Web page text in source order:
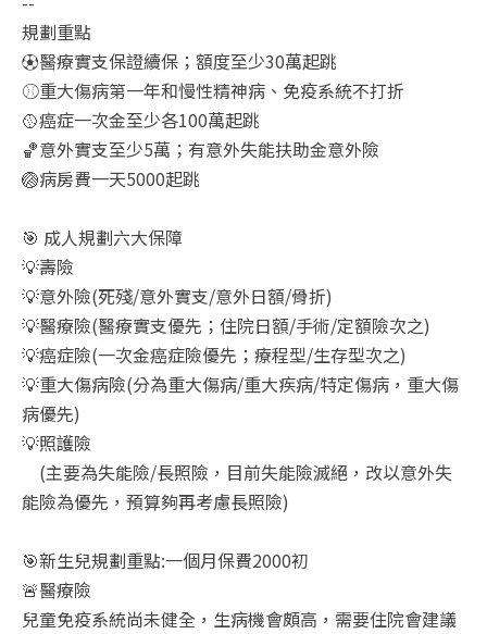
規劃重點
⚽醫療實支保證續保；額度至少30萬起跳
⚾重大傷病第一年和慢性精神病、免疫系統不打折
🥎癌症一次金至少各100萬起跳
🏀意外實支至少5萬；有意外失能扶助金意外險
🏐病房費一天5000起跳
🎯 成人規劃六大保障
💡壽險
💡意外險(死殘/意外實支/意外日額/骨折)
💡醫療險(醫療實支優先；住院日額/手術/定額險次之)
💡癌症險(一次金癌症險優先；療程型/生存型次之)
💡重大傷病險(分為重大傷病/重大疾病/特定傷病，重大傷
病優先)
💡照護險
(主要為失能險/長照險，目前失能險滅絕，改以意外失
能險為優先，預算夠再考慮長照險)
🎯新生兒規劃重點:一個月保費2000初
🚨醫療險
兒童免疫系統尚未健全，生病機會頗高，需要住院會建議